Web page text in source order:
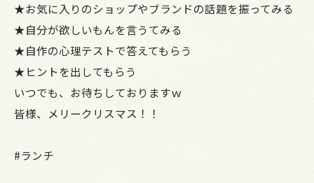
★お気に入りのショップやブランドの話題を振ってみる
★自分が欲しいもんを言うてみる
★自作の心理テストで答えてもらう
★ヒントを出してもらう
いつでも、お待ちしておりますｗ
皆様、メリークリスマス！！
#ランチ